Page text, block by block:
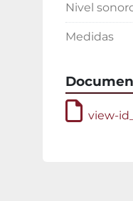
Nivel
Medidas
view-